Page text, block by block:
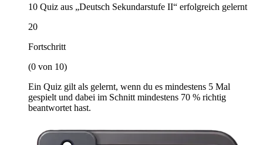
10 Quiz aus „Deutsch Sekundarstufe II“ erfolgreich gelernt
20
Fortschritt
(0 von 10)
Ein Quiz gilt als gelernt, wenn du es mindestens 5 Mal
gespielt und dabei im Schnitt mindestens 70 % richtig
beantwortet hast.